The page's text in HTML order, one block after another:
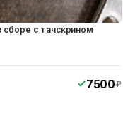
сборе с тачскрином
7500₽